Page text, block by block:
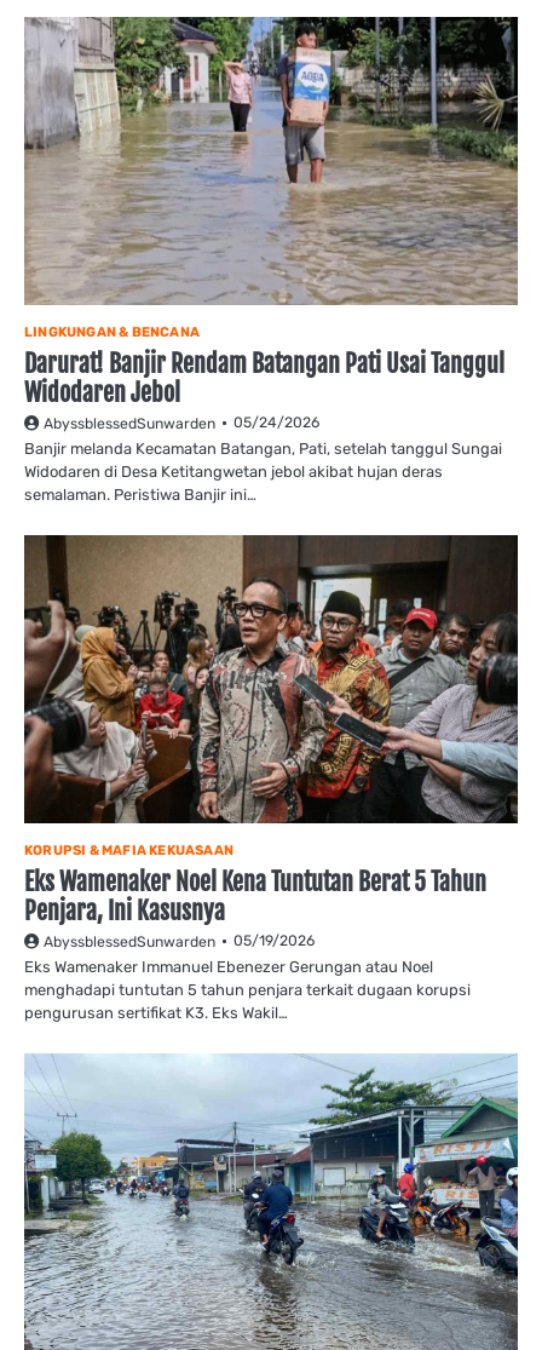
LINGKUNGAN & BENCANA
Darurat! Banjir Rendam Batangan Pati Usai Tanggul
Widodaren Jebol
AbyssblessedSunwarden 05/24/2026
Banjir melanda Kecamatan Batangan, Pati, setelah tanggul Sungai
Widodaren di Desa Ketitangwetan jebol akibat hujan deras
semalaman. Peristiwa Banjir ini…
KORUPSI & MAFIA KEKUASAAN
Eks Wamenaker Noel Kena Tuntutan Berat 5 Tahun
Penjara, Ini Kasusnya
AbyssblessedSunwarden 05/19/2026
Eks Wamenaker Immanuel Ebenezer Gerungan atau Noel
menghadapi tuntutan 5 tahun penjara terkait dugaan korupsi
pengurusan sertifikat K3. Eks Wakil…